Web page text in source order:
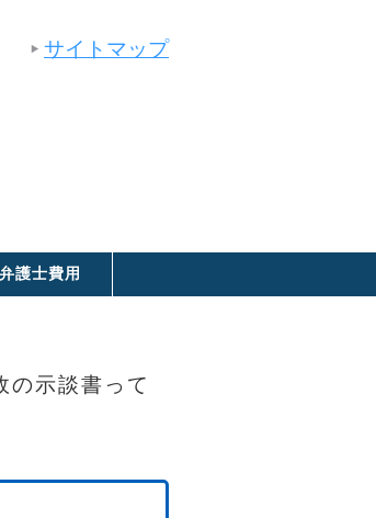
弁護士費用
の示談書って
サイトマップ